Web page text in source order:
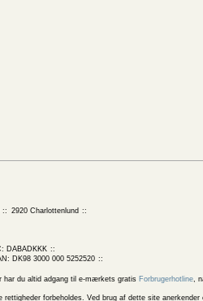
2920 Charlottenlund
DABADKKK
DK98 3000 000 5252520
du altid adgang til e-mærkets gratis Forbrugerhotline,
forbeholdes. Ved brug af dette site